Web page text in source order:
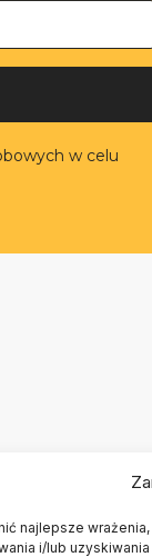
najlepsze
i/lub
w celu